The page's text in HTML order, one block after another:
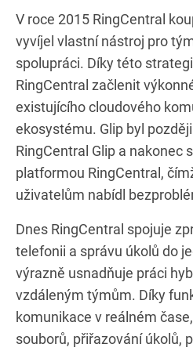
V roce 2015 RingCentral
vyvíjel vlastní nástroj pro
spolupráci. Díky této
RingCentral začlenit
existujícího cloudového
ekosystému. Glip byl
RingCentral Glip a nakonec
platformou RingCentral,
uživatelům nabídl
Dnes RingCentral spojuje
telefonii a správu úkolů do
výrazně usnadňuje práci
vzdáleným týmům. Díky
komunikace v reálném
souborů, přiřazování úkolů,